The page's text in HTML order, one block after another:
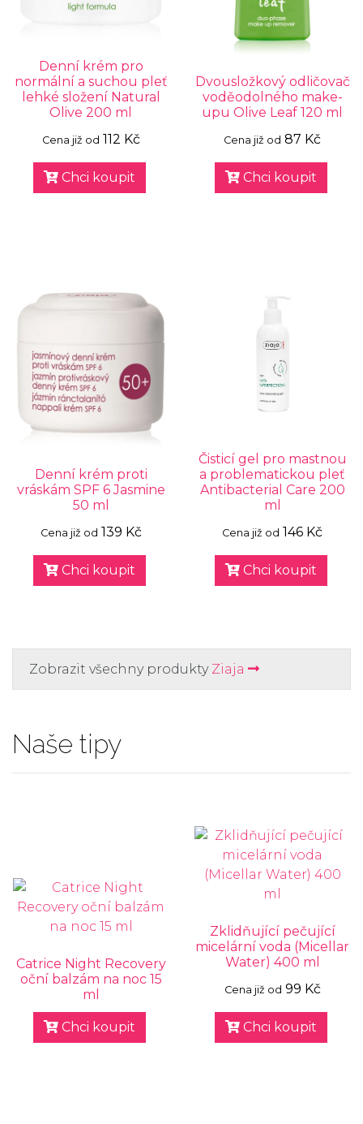
Denní krém pro
normální a suchou pleť
lehké složení Natural
Olive 200 ml
Cena již od 112 Kč
Chci koupit
Dvousložkový odličovač
voděodolného make-
upu Olive Leaf 120 ml
Cena již od 87 Kč
Chci koupit
Denní krém proti
vráskám SPF 6 Jasmine
50 ml
Cena již od 139 Kč
Chci koupit
Čisticí gel pro mastnou
a problematickou pleť
Antibacterial Care 200
ml
Cena již od 146 Kč
Chci koupit
Zobrazit všechny produkty Ziaja
Naše tipy
Catrice Night Recovery
oční balzám na noc 15
ml
Chci koupit
Zklidňující pečující
micelární voda (Micellar
Water) 400 ml
Cena již od 99 Kč
Chci koupit